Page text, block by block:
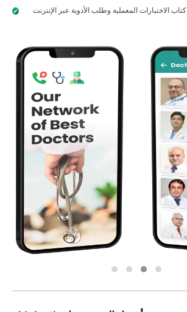
كتاب الاختبارات المعملية وطلب الأدوية عبر الإنترنت